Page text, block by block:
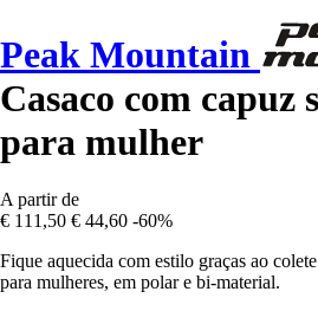
Peak Mountain
Casaco com capuz
para mulher
A partir de
€ 111,50 € 44,60 -60%
Fique aquecida com estilo graças ao
para mulheres, em polar e bi-material.